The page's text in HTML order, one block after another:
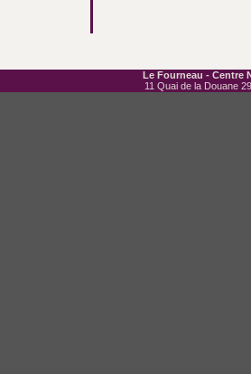
Le Fourneau - Centre
11 Quai de la Douane